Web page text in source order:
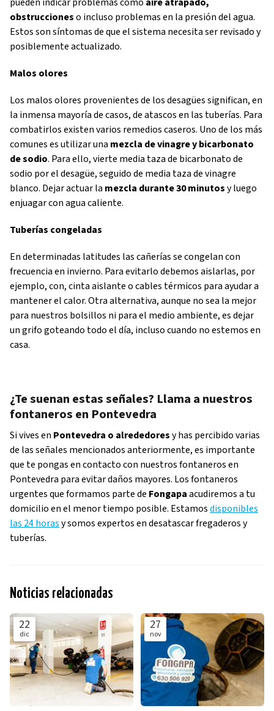
obstruccioneso incluso problemas en la presión del agua.
Estos son síntomas de que el sistema necesita ser revisado y
posiblemente actualizado.
Malos olores
Los malos olores provenientes de los desagües significan, en
la inmensa mayoría de casos, de atascos en las tuberías. Para
combatirlos existen varios remedios caseros. Uno de los más
comunes es utilizar una mezcla de vinagre y bicarbonato
de sodio. Para ello, vierte media taza de bicarbonato de
sodio por el desagüe, seguido de media taza de vinagre
blanco. Dejar actuar la mezcla durante 30 minutosy luego
enjuagar con agua caliente.
Tuberías congeladas
En determinadas latitudes las cañerías se congelan con
frecuencia en invierno. Para evitarlo debemos aislarlas, por
ejemplo, con, cinta aislante o cables térmicos para ayudar a
mantener el calor. Otra alternativa, aunque no sea la mejor
para nuestros bolsillos ni para el medio ambiente, es dejar
un grifo goteando todo el día, incluso cuando no estemos en
casa.
¿Te suenan estas señales? Llama a nuestros
fontaneros en Pontevedra
Si vives en Pontevedra o alrededoresy has percibido varias
de las señales mencionados anteriormente, es importante
que te pongas en contacto con nuestros fontaneros en
Pontevedra para evitar daños mayores. Los fontaneros
urgentes que formamos parte de Fongapaacudiremos a tu
domicilio en el menor tiempo posible. Estamosdisponibles
las 24 horasy somos expertos en desatascar fregaderos y
tuberías.
Noticias relacionadas
22
dic
27
nov